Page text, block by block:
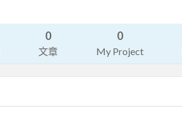
0
文章
0
My Project